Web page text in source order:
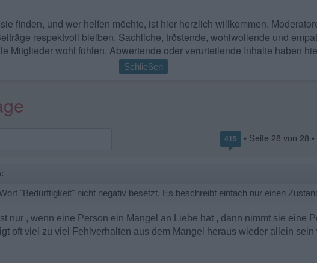
finden, und wer helfen möchte, ist hier herzlich willkommen.
respektvoll bleiben. Sachliche, tröstende, wohlwollende und
Mitglieder wohl fühlen. Abwertende oder verurteilende Inhalte haben
Schließen
415 • Seite 28 von 28 •
"Bedürftigkeit" nicht negativ besetzt. Es beschreibt einfach nur einen
nur , wenn eine Person ein Mangel an Liebe hat , dann nimmt sie eine
oft viel zu viel Fehlverhalten aus dem Mangel heraus wieder allein